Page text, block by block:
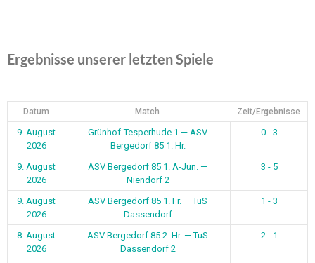
Ergebnisse unserer letzten Spiele
Datum Match Zeit/Ergebnisse
9. August
2026
Grünhof-Tesperhude 1 — ASV
Bergedorf 85 1. Hr.
0 - 3
9. August
2026
ASV Bergedorf 85 1. A-Jun. —
Niendorf 2
3 - 5
9. August
2026
ASV Bergedorf 85 1. Fr. — TuS
Dassendorf
1 - 3
8. August
2026
ASV Bergedorf 85 2. Hr. — TuS
Dassendorf 2
2 - 1